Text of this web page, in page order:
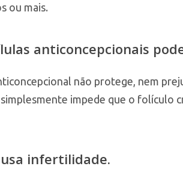
ou mais.
anticoncepcionais
não protege, nem
impede que o folículo
infertilidade.